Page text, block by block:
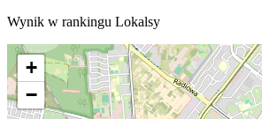
Wynik w rankingu Lokalsy
+
−